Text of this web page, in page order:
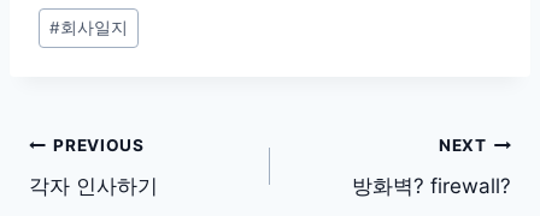
Post
Tags:
#회사일지
글
탐
PREVIOUS
각자 인사하기
NEXT
방화벽? firewall?